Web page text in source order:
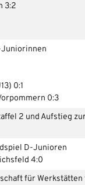
3:2
0:1
0:3
2 und Aufstieg
D-Junioren
4:0
für